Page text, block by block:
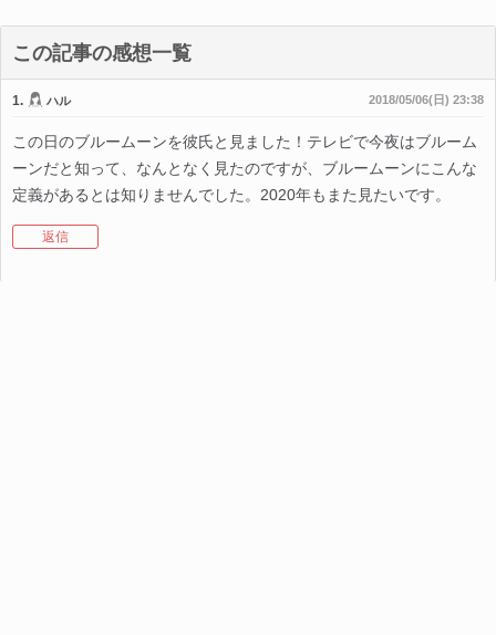
この記事の感想一覧
1. ハル 2018/05/06(日) 23:38
この日のブルームーンを彼氏と見ました！テレビで今夜はブルーム
ーンだと知って、なんとなく見たのですが、ブルームーンにこんな
定義があるとは知りませんでした。2020年もまた見たいです。
返信